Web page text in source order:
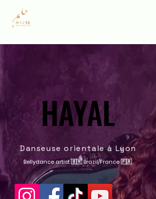
HAYAL
HAYAL
Danseuse orientale à Lyon
Bellydance artist 🇧🇷 Brazil/France 🇫🇷